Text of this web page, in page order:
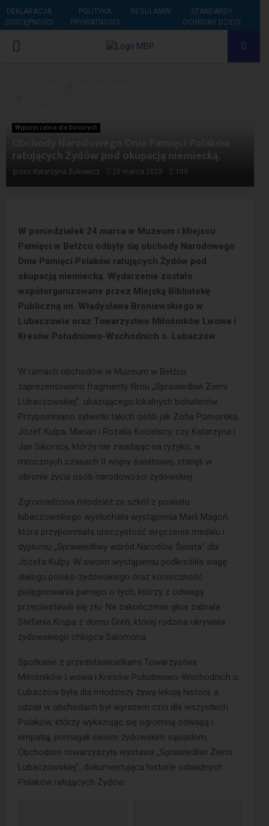
DEKLARACJA
DOSTĘPNOŚCI
POLITYKA
PRYWATNOŚCI
REGULAMIN
STANDARDY
OCHRONY DZIECI
PRIMARY
Wypożyczalnia dla Dorosłych
ratujących Żydów pod okupacją niemiecką.
przez Katarzyna Żukowicz 25 marca 2025 103
W poniedziałek 24 marca w Muzeum i Miejscu
Pamięci w Bełżcu odbyły się obchody Narodowego
Dnia Pamięci Polaków ratujących Żydów pod
okupacją niemiecką. Wydarzenie zostało
współorganizowane przez Miejską Bibliotekę
Publiczną im. Władysława Broniewskiego w
Lubaczowie oraz Towarzystwo Miłośników Lwowa i
Kresów Południowo-Wschodnich o. Lubaczów.
W ramach obchodów w Muzeum w Bełżcu
zaprezentowano fragmenty filmu „Sprawiedliwi Ziemi
Lubaczowskiej”, ukazującego lokalnych bohaterów.
Przypomniano sylwetki takich osób jak Zofia Pomorska,
Józef Kulpa, Marian i Rozalia Kocielscy, czy Katarzyna i
Jan Sikorscy, którzy nie zważając na ryzyko, w
mrocznych czasach II wojny światowej, stanęli w
obronie życia osób narodowości żydowskiej.
Zgromadzona młodzież ze szkół z powiatu
lubaczowskiego wysłuchała wystąpienia Marii Magoń,
która przypomniała uroczystość wręczenia medalu i
dyplomu „Sprawiedliwy wśród Narodów Świata” dla
Józefa Kulpy. W swoim wystąpieniu podkreśliła wagę
dialogu polsko-żydowskiego oraz konieczność
pielęgnowania pamięci o tych, którzy z odwagą
przeciwstawili się złu. Na zakończenie głos zabrała
Stefania Krupa z domu Greń, której rodzina ukrywała
żydowskiego chłopca Salomona.
Spotkanie z przedstawicielkami Towarzystwa
Miłośników Lwowa i Kresów Południowo-Wschodnich o.
Lubaczów była dla młodzieży żywą lekcją historii, a
udział w obchodach był wyrazem czci dla wszystkich
Polaków, którzy wykazując się ogromną odwagą i
empatią, pomagali swoim żydowskim sąsiadom.
Obchodom towarzyszyła wystawa „Sprawiedliwi Ziemi
Lubaczowskiej”, dokumentująca historie odważnych
Polaków ratujących Żydów.